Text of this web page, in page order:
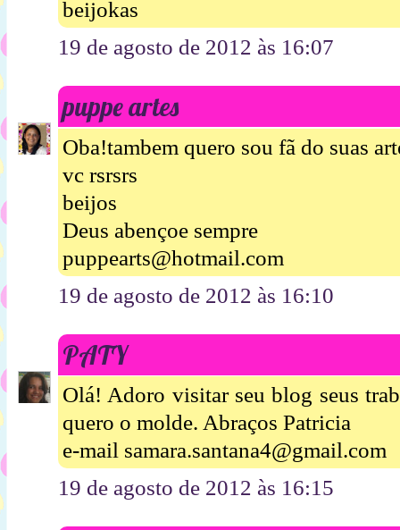
beijokas
19 de agosto de 2012 às 16:07
puppe artes
Oba!tambem quero sou fã do suas
vc rsrsrs
beijos
Deus abençoe sempre
puppearts@hotmail.com
19 de agosto de 2012 às 16:10
PATY
Olá! Adoro visitar seu blog seus
quero o molde. Abraços Patricia
e-mail samara.santana4@gmail.com
19 de agosto de 2012 às 16:15